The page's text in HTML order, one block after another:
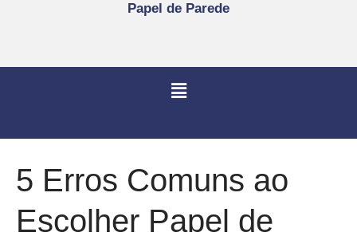
Papel de Parede
5 Erros Comuns ao
Escolher Papel de